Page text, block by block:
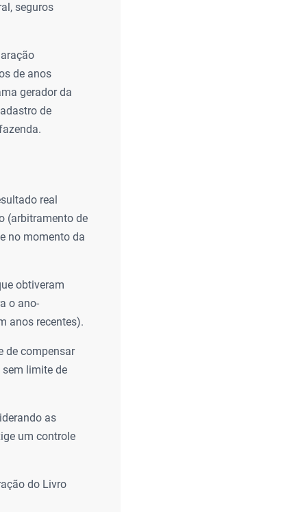
seguros
de anos
gerador da
de
real
(arbitramento de
no momento da
obtiveram
o ano-
anos recentes).
de compensar
limite de
as
um controle
do Livro